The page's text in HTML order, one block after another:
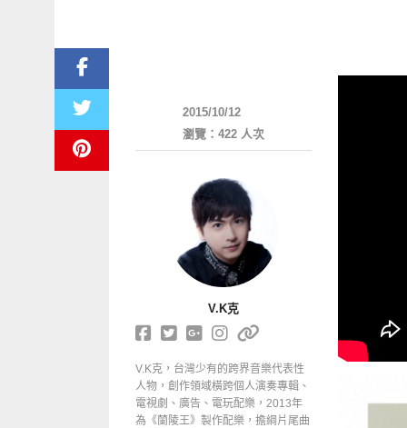
2015/10/12
瀏覽：422 人次
V.K克
V.K克，台灣少有的跨界音樂代表性
人物，創作領域橫跨個人演奏專輯、
電視劇、廣告、電玩配樂，2013年
為《蘭陵王》製作配樂，擔綱片尾曲